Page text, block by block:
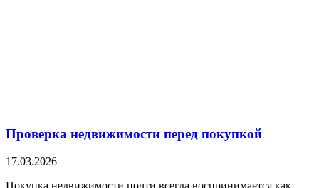
Проверка недвижимости перед покупкой
17.03.2026